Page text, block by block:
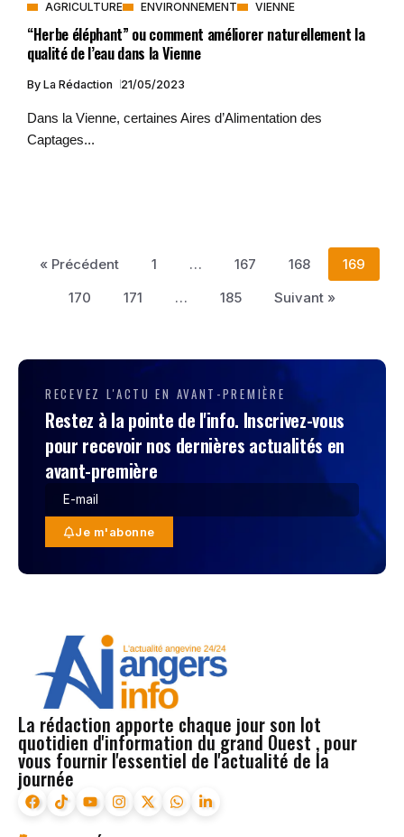
AGRICULTURE ENVIRONNEMENT VIENNE
“Herbe éléphant” ou comment améliorer naturellement la
qualité de l’eau dans la Vienne
By La Rédaction 21/05/2023
Dans la Vienne, certaines Aires d’Alimentation des
Captages...
« Précédent 1 … 167 168
169
170
171 … 185 Suivant »
RECEVEZ L'ACTU EN AVANT-PREMIÈRE
Restez à la pointe de l'info. Inscrivez-vous
pour recevoir nos dernières actualités en
avant-première
Je m'abonne
La rédaction apporte chaque jour son lot
quotidien d'information du grand Ouest , pour
vous fournir l'essentiel de l'actualité de la
journée